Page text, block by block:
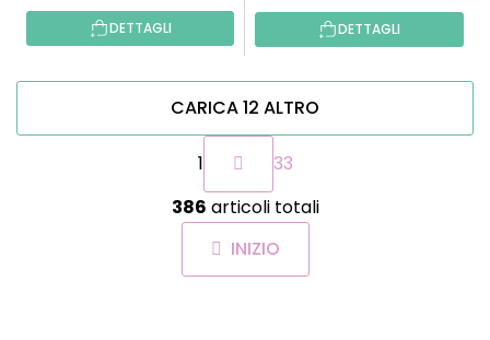
DETTAGLI DETTAGLI
C
o
n
t
r
CARICA 12 ALTRO
P
g
i
n
a
z
1
33
386 articoli totali
INIZIO